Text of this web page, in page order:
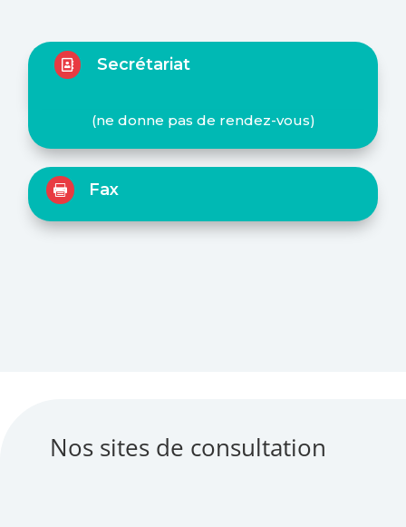
 Secrétariat
(ne donne pas de rendez-vous)
 Fax
Nos sites de consultation